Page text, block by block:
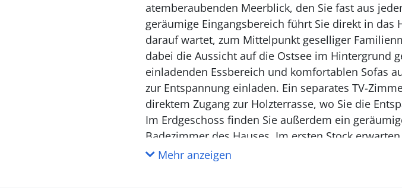
atemberaubenden Meerblick, den Sie fast aus
geräumige Eingangsbereich führt Sie direkt in das
darauf wartet, zum Mittelpunkt geselliger
dabei die Aussicht auf die Ostsee im Hintergrund
einladenden Essbereich und komfortablen Sofas
zur Entspannung einladen. Ein separates TV-
direktem Zugang zur Holzterrasse, wo Sie die
Im Erdgeschoss finden Sie außerdem ein
Badezimmer des Hauses. Im ersten Stock
perfekt für die jüngsten Familienmitglieder oder
Mehr anzeigen